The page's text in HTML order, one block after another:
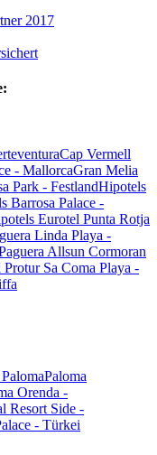
Cap Vermell
- MallorcaGran Melia
Park - FestlandHipotels
Barrosa Palace -
Eurotel Punta Rotja
Linda Playa -
Allsun Cormoran
Sa Coma Playa -
Paloma
Orenda -
Resort Side -
- Türkei